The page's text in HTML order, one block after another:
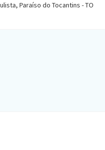
Paraíso do Tocantins - TO